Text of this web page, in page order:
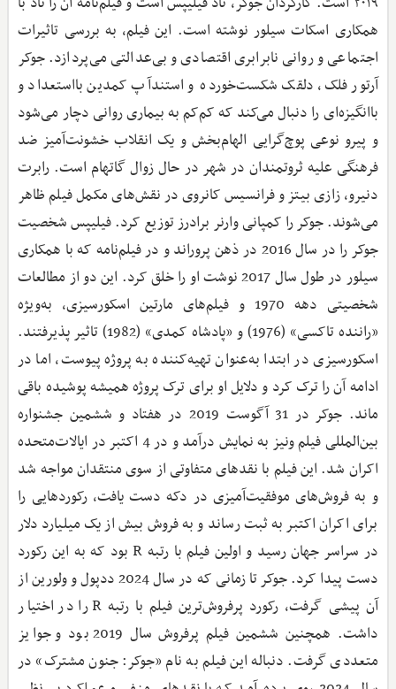
همکاری اسکات سیلور نوشته است. این فیلم، به بررسی تاثیرات
اجتماعی و روانی نابرابری اقتصادی و بی‌عدالتی می‌پردازد. جوکر
آرتور فلک، دلقک شکست‌خورده و استندآپ کمدین بااستعداد و
باانگیزه‌ای را دنبال می‌کند که کم‌کم به بیماری روانی دچار می‌شود
و پیرو نوعی پوچ‌گرایی الهام‌بخش و یک انقلاب خشونت‌آمیز ضد
فرهنگی علیه ثروتمندان در شهر در حال زوال گاتهام است. رابرت
دنیرو، زازی بیتز و فرانسیس کانروی در نقش‌های مکمل فیلم ظاهر
می‌شوند. جوکر را کمپانی وارنر برادرز توزیع کرد. فیلیپس شخصیت
جوکر را در سال 2016 در ذهن پروراند و در فیلم‌نامه که با همکاری
سیلور در طول سال 2017 نوشت او را خلق کرد. این دو از مطالعات
شخصیتی دهه 1970 و فیلم‌های مارتین اسکورسیزی، به‌ویژه
«راننده تاکسی» (1976) و «پادشاه کمدی» (1982) تاثیر پذیرفتند.
اسکورسیزی در ابتدا به‌عنوان تهیه‌کننده به پروژه پیوست، اما در
ادامه آن را ترک کرد و دلایل او برای ترک پروژه همیشه پوشیده باقی
ماند. جوکر در 31 آگوست 2019 در هفتاد و ششمین جشنواره
بین‌المللی فیلم ونیز به نمایش درآمد و در 4 اکتبر در ایالات‌متحده
اکران شد. این فیلم با نقدهای متفاوتی از سوی منتقدان مواجه شد
و به فروش‌های موفقیت‌آمیزی در دکه دست یافت، رکوردهایی را
برای اکران اکتبر به ثبت رساند و به فروش بیش از یک میلیارد دلار
در سراسر جهان رسید و اولین فیلم با رتبه R بود که به این رکورد
دست پیدا کرد. جوکر تا زمانی که در سال 2024 ددپول و ولورین از
آن پیشی گرفت، رکورد پرفروش‌ترین فیلم با رتبه R را در اختیار
داشت. همچنین ششمین فیلم پرفروش سال 2019 بود و جوایز
متعددی گرفت. دنباله این فیلم به نام «جوکر: جنون مشترک» در